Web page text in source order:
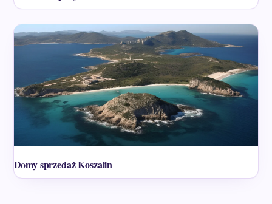
Domy sprzedaż Koszalin